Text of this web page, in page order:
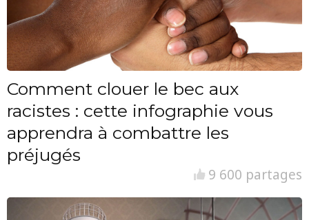
Comment clouer le bec aux
racistes : cette infographie vous
apprendra à combattre les
préjugés
9 600 partages